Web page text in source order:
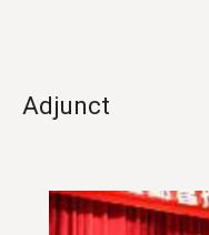
Adjunct